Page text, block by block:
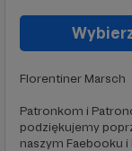
Florentiner Marsch
Patronkom i
podziękujemy
naszym Faebooku